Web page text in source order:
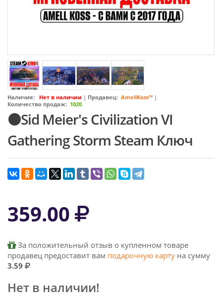
Наличие: Нет в наличии | Продавец: AmellKoss™ |
Количество продаж: 1020
⚫Sid Meier's Civilization VI
Gathering Storm Steam Ключ
359.00
За положительный отзыв о купленном товаре
продавец предоставит вам подарочную карту на сумму
3.59
Нет в наличии!